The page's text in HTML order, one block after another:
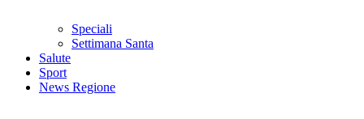
Speciali
Settimana Santa
Salute
Sport
News Regione